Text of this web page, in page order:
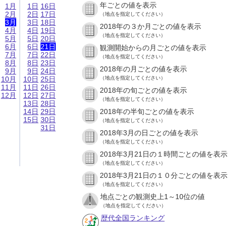
1月
2月
3月
4月
5月
6月
7月
8月
9月
10月
11月
12月
1日
2日
3日
4日
5日
6日
7日
8日
9日
10日
11日
12日
13日
14日
15日
16日
17日
18日
19日
20日
21日
22日
23日
24日
25日
26日
27日
28日
29日
30日
31日
年ごとの値を表示
（地点を指定してください）
2018年の３か月ごとの値を表示
（地点を指定してください）
観測開始からの月ごとの値を表示
（地点を指定してください）
2018年の月ごとの値を表示
（地点を指定してください）
2018年の旬ごとの値を表示
（地点を指定してください）
2018年の半旬ごとの値を表示
（地点を指定してください）
2018年3月の日ごとの値を表示
（地点を指定してください）
2018年3月21日の１時間ごとの値を表示
（地点を指定してください）
2018年3月21日の１０分ごとの値を表示
（地点を指定してください）
地点ごとの観測史上1～10位の値
（地点を指定してください）
歴代全国ランキング